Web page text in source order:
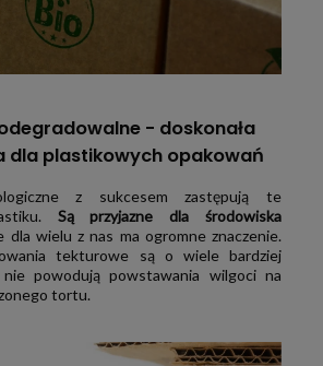
- doskonała
dla plastikowych opakowań
z sukcesem zastępują te
Są przyjazne dla środowiska
dla wielu z nas ma ogromne znaczenie.
tekturowe są o wiele bardziej
powodują powstawania wilgoci na
tortu.